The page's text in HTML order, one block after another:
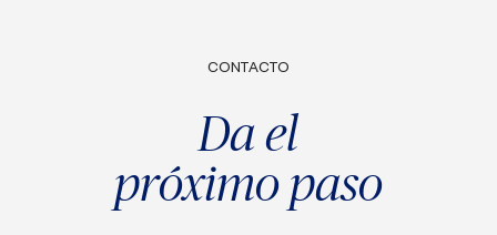
CONTACTO
Da el
próximo paso